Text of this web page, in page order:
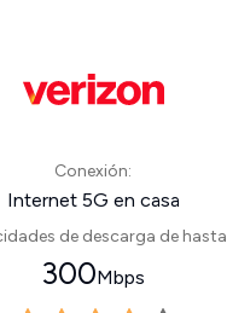
Conexión:
Internet 5G en casa
de descarga de hasta
300Mbps